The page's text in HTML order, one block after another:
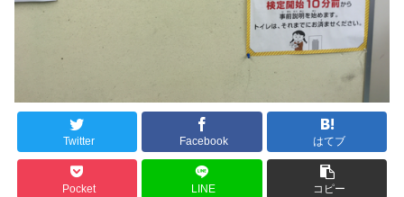
Twitter Facebook はてブ
Pocket LINE コピー